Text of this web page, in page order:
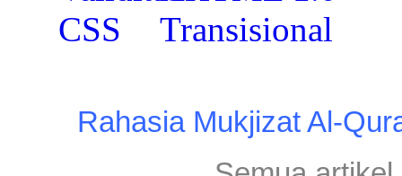
Rahasia Mukjizat Al-